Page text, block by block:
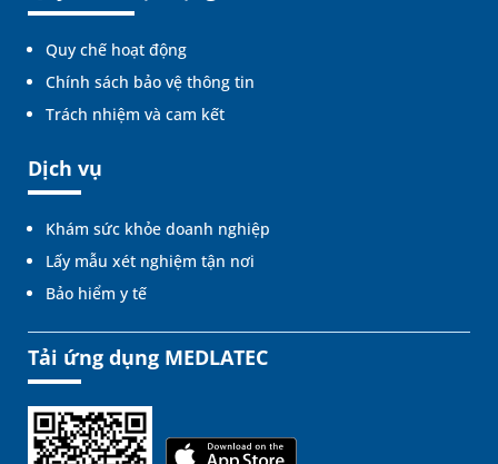
Quy chế hoạt động
Chính sách bảo vệ thông tin
Trách nhiệm và cam kết
Dịch vụ
Khám sức khỏe doanh nghiệp
Lấy mẫu xét nghiệm tận nơi
Bảo hiểm y tế
Tải ứng dụng MEDLATEC